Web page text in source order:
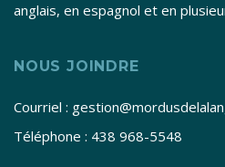
anglais, en espagnol et en
NOUS JOINDRE
Courriel :
Téléphone : 438 968-5548